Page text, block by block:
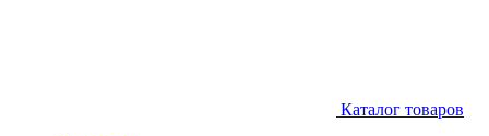
Каталог товаров